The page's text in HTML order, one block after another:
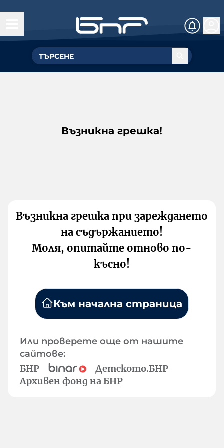
Възникна грешка!
Възникна грешка при зареждането
на съдържанието!
Моля, опитайте отново по-
късно!
Към начална страница
Или проверете още от нашите
сайтове:
БНР
Детското.БНР
Архивен фонд на БНР